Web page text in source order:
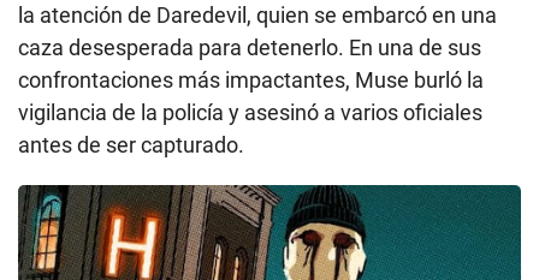
la atención de Daredevil, quien se embarcó en una
caza desesperada para detenerlo. En una de sus
confrontaciones más impactantes, Muse burló la
vigilancia de la policía y asesinó a varios oficiales
antes de ser capturado.